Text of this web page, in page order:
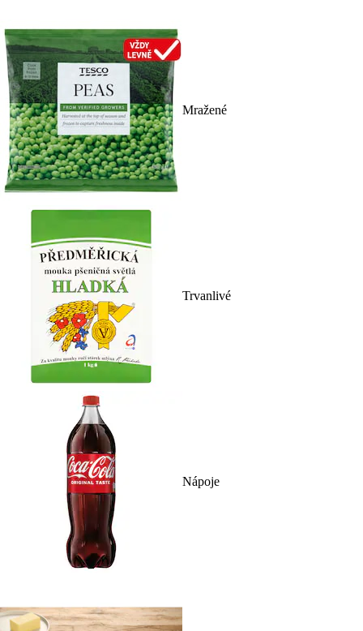
Mražené
Trvanlivé
Nápoje